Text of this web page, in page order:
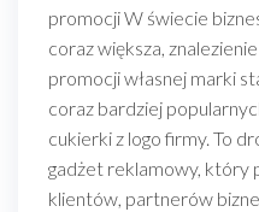
promocji W świecie
coraz większa,
promocji własnej marki
coraz bardziej
cukierki z logo firmy. To
gadżet reklamowy, który
klientów, partnerów